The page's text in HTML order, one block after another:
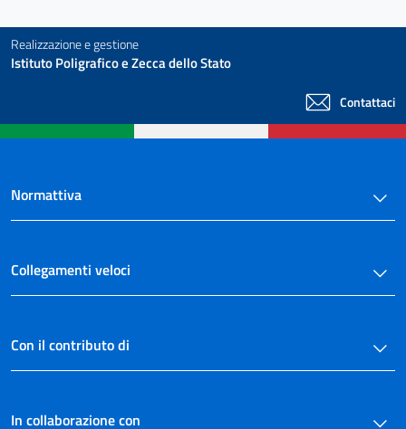
Realizzazione e gestione
Istituto Poligrafico e Zecca dello Stato
Contattaci
Normattiva
Collegamenti veloci
Con il contributo di
In collaborazione con